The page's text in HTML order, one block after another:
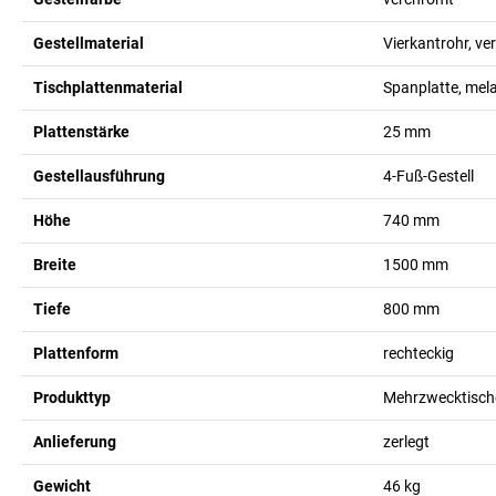
Gestellmaterial Vierkantrohr,
Tischplattenmaterial Spanplatte,
Plattenstärke 25 mm
Gestellausführung 4-Fuß-Gestell
Höhe 740 mm
Breite 1500 mm
Tiefe 800 mm
Plattenform rechteckig
Produkttyp
Anlieferung zerlegt
Gewicht 46 kg